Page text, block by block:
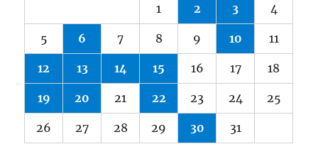
1 2 3 4
5 6 7 8 9 10 11
12 13 14 15 16 17 18
19 20 21 22 23 24 25
26 27 28 29 30 31